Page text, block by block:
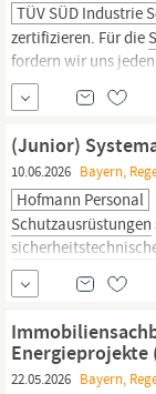
TÜV SÜD Industrie
zertifizieren. Für die
fordern wir uns
Überzeugung,
setzen Zeichen. Wir
(Junior)
10.06.2026 Bayern,
Hofmann Personal
Schutzausrüstungen
Arbeitskleidung
Kostenfreie Getränke
Laptop, etc.
Energieprojekte
22.05.2026 Bayern,